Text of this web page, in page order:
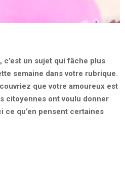
un sujet qui fâche plus
semaine dans votre rubrique.
que votre amoureux est
citoyennes ont voulu donner
ce qu’en pensent certaines